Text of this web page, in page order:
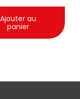
Ajouter au
panier